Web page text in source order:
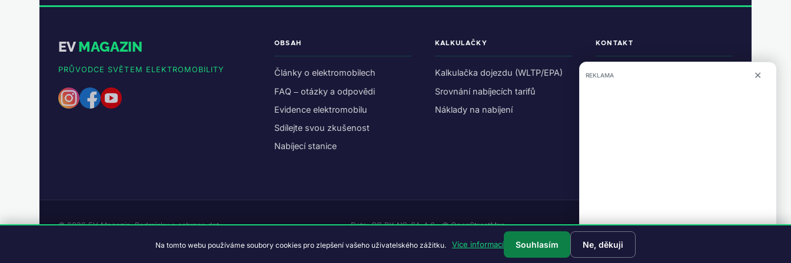
EVMAGAZIN
PRŮVODCE SVĚTEM ELEKTROMOBILITY
OBSAH
Články o elektromobilech
FAQ – otázky a odpovědi
Evidence elektromobilu
Sdílejte svou zkušenost
Nabíjecí stanice
KALKULAČKY
Kalkulačka dojezdu (WLTP/EPA)
Srovnání nabíjecích tarifů
Náklady na nabíjení
KONTAKT
ŠÉFREDAKTOR
© 2026 EV Magazin.Podmínky a ochrana dat. Data:CC BY-NC-SA 4.0·© OpenStreetMap Tvorba webu:Studiografix
REKLAMA ✕
Na tomto webu používáme soubory cookies pro zlepšení vašeho uživatelského zážitku. Více informací Souhlasím Ne, děkuji